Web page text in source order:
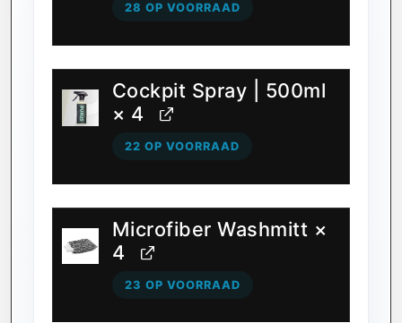
28 OP VOORRAAD
Cockpit Spray | 500ml
× 4
22 OP VOORRAAD
Microfiber Washmitt ×
4
23 OP VOORRAAD